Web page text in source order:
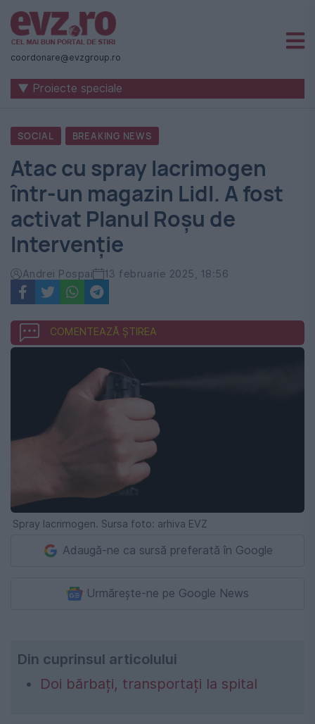
Știri
naționale
internaționale
România
-
Evenimentul
Zilei
coordonare@evzgroup.ro
▼ Proiecte speciale
SOCIAL BREAKING NEWS
Atac cu spray lacrimogen
într-un magazin Lidl. A fost
activat Planul Roșu de
Intervenție
Andrei Pospai 13 februarie 2025, 18:56
COMENTEAZĂ ȘTIREA
Spray lacrimogen. Sursa foto: arhiva EVZ
Adaugă-ne ca sursă preferată în Google
Urmărește-ne pe Google News
Din cuprinsul articolului
Doi bărbați, transportați la spital